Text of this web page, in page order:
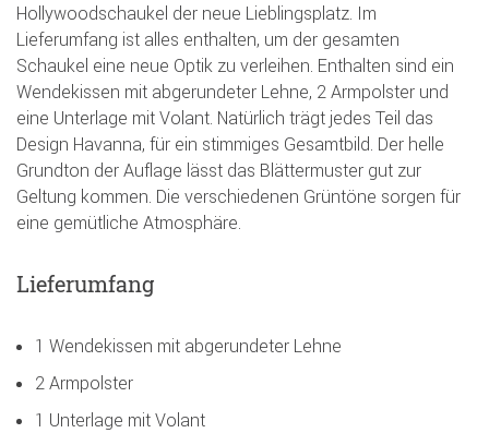
Hollywoodschaukel der neue Lieblingsplatz. Im
Lieferumfang ist alles enthalten, um der gesamten
Schaukel eine neue Optik zu verleihen. Enthalten sind ein
Wendekissen mit abgerundeter Lehne, 2 Armpolster und
eine Unterlage mit Volant. Natürlich trägt jedes Teil das
Design Havanna, für ein stimmiges Gesamtbild. Der helle
Grundton der Auflage lässt das Blättermuster gut zur
Geltung kommen. Die verschiedenen Grüntöne sorgen für
eine gemütliche Atmosphäre.
Lieferumfang
1 Wendekissen mit abgerundeter Lehne
2 Armpolster
1 Unterlage mit Volant